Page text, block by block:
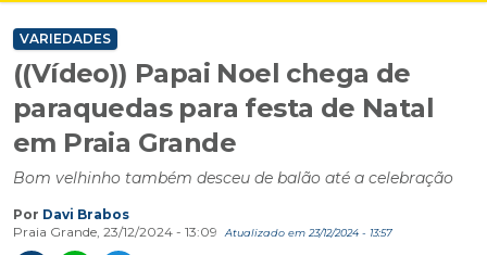
VARIEDADES
((Vídeo)) Papai Noel chega de
paraquedas para festa de Natal
em Praia Grande
Bom velhinho também desceu de balão até a celebração
Por Davi Brabos
Praia Grande, 23/12/2024 - 13:09
Atualizado em 23/12/2024 - 13:57